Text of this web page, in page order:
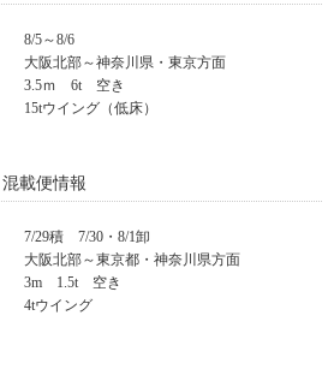
8/5～8/6
大阪北部～神奈川県・東京方面
3.5ｍ 6t 空き
15tウイング（低床）
載便情報
7/29積 7/30・8/1卸
大阪北部～東京都・神奈川県方面
3m 1.5t 空き
4tウイング